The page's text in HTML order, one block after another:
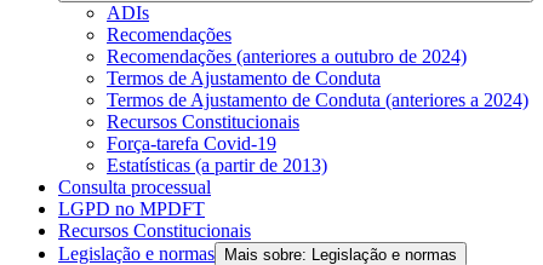
ADIs
Recomendações
Recomendações (anteriores a outubro de 2024)
Termos de Ajustamento de Conduta
Termos de Ajustamento de Conduta (anteriores a 2024)
Recursos Constitucionais
Força-tarefa Covid-19
Estatísticas (a partir de 2013)
Consulta processual
LGPD no MPDFT
Recursos Constitucionais
Legislação e normas
Mais sobre: Legislação e normas